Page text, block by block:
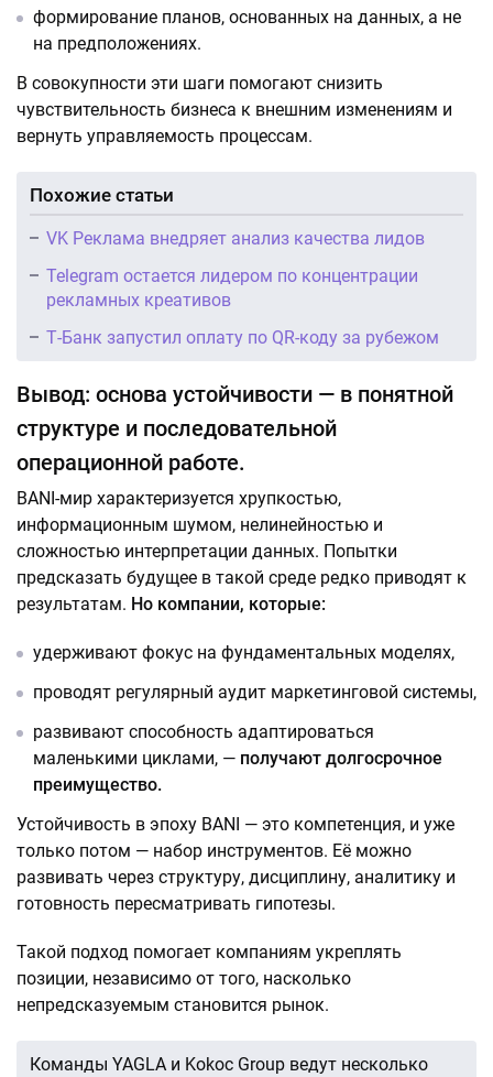
формирование планов, основанных на данных, а не
на предположениях.
В совокупности эти шаги помогают снизить
чувствительность бизнеса к внешним изменениям и
вернуть управляемость процессам.
Похожие статьи
VK Реклама внедряет анализ качества лидов
Telegram остается лидером по концентрации
рекламных креативов
Т-Банк запустил оплату по QR-коду за рубежом
Вывод: основа устойчивости — в понятной
структуре и последовательной
операционной работе.
BANI-мир характеризуется хрупкостью,
информационным шумом, нелинейностью и
сложностью интерпретации данных. Попытки
предсказать будущее в такой среде редко приводят к
результатам. Но компании, которые:
удерживают фокус на фундаментальных моделях,
проводят регулярный аудит маркетинговой системы,
развивают способность адаптироваться
маленькими циклами, — получают долгосрочное
преимущество.
Устойчивость в эпоху BANI — это компетенция, и уже
только потом — набор инструментов. Её можно
развивать через структуру, дисциплину, аналитику и
готовность пересматривать гипотезы.
Такой подход помогает компаниям укреплять
позиции, независимо от того, насколько
непредсказуемым становится рынок.
Команды YAGLA и Kokoc Group ведут несколько